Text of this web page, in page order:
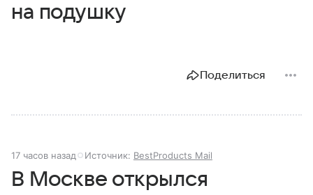
на подушку
Поделиться
17 часов назад Источник: BestProducts Mail
В Москве открылся